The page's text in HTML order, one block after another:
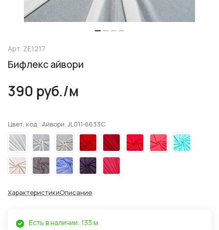
Арт. ZE1217
Бифлекс айвори
390 руб./м
Цвет, код : Айвори, JL011-6633C
ХарактеристикиОписание
Есть в наличии: 133 м